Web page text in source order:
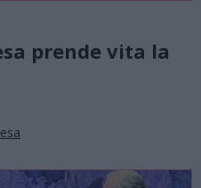
prende vita la